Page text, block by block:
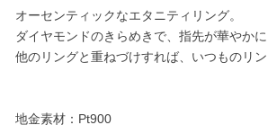
オーセンティックなエタニティリング。
ダイヤモンドのきらめきで、指先が華やかに
他のリングと重ねづけすれば、いつものリン
地金素材：Pt900